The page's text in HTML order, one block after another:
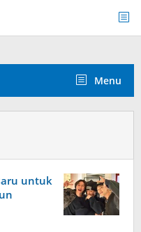
Menu
untuk